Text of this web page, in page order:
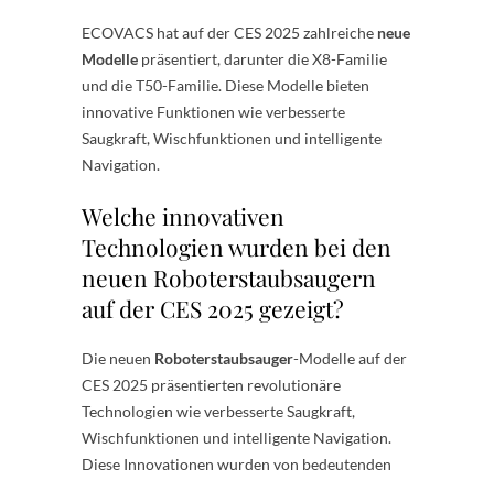
ECOVACS hat auf der CES 2025 zahlreiche neue
Modelle präsentiert, darunter die X8-Familie
und die T50-Familie. Diese Modelle bieten
innovative Funktionen wie verbesserte
Saugkraft, Wischfunktionen und intelligente
Navigation.
Welche innovativen
Technologien wurden bei den
neuen Roboterstaubsaugern
auf der CES 2025 gezeigt?
Die neuen Roboterstaubsauger-Modelle auf der
CES 2025 präsentierten revolutionäre
Technologien wie verbesserte Saugkraft,
Wischfunktionen und intelligente Navigation.
Diese Innovationen wurden von bedeutenden